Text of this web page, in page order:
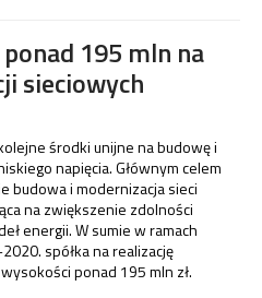
ponad 195 mln na
sieciowych
środki unijne na budowę i
napięcia. Głównym celem
budowa i modernizacja sieci
na zwiększenie zdolności
energii. W sumie w ramach
spółka na realizację
ponad 195 mln zł.